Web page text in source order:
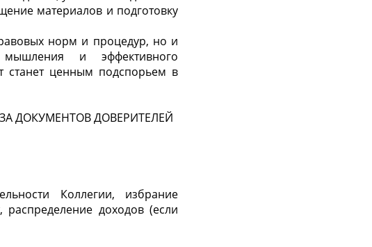
материалов и подготовку
норм и процедур, но и
мышления и эффективного
станет ценным подспорьем в
ДОКУМЕНТОВ ДОВЕРИТЕЛЕЙ
Коллегии, избрание
доходов (если